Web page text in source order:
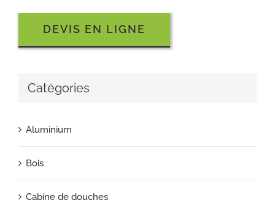
DEVIS EN LIGNE
Catégories
Aluminium
Bois
Cabine de douches